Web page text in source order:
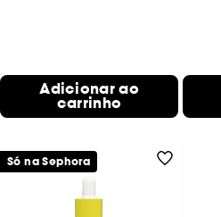
Adicionar ao
carrinho
Só na Sephora